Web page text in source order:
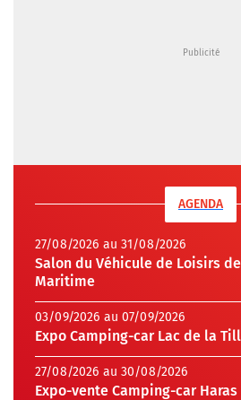
AGENDA
27/08/2026 au 31/08/2026
Salon du Véhicule de Loisirs
Maritime
03/09/2026 au 07/09/2026
Expo Camping-car Lac de la
27/08/2026 au 30/08/2026
Expo-vente Camping-car